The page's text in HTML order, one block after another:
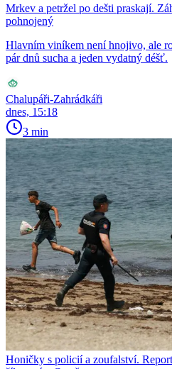
Mrkev a petržel po dešti praskají.
pohnojený
Hlavním viníkem není hnojivo, ale
pár dnů sucha a jeden vydatný déšť.
Chalupáři-Zahrádkáři
dnes, 15:18
3 min
Honičky s policií a zoufalství.